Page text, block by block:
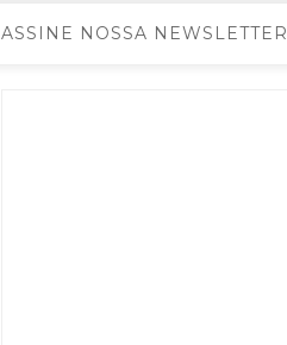
ASSINE NOSSA NEWSLETTER